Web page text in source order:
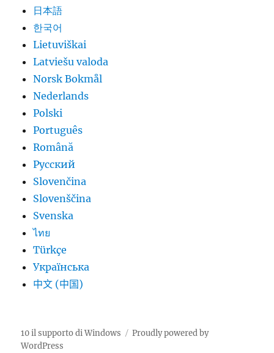
日本語
한국어
Lietuviškai
Latviešu valoda
Norsk Bokmål
Nederlands
Polski
Português
Română
Русский
Slovenčina
Slovenščina
Svenska
ไทย
Türkçe
Українська
中文 (中国)
10 il supporto di Windows
Proudly powered by
WordPress